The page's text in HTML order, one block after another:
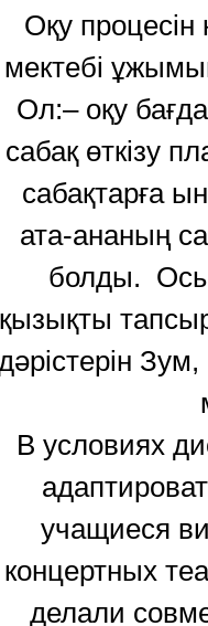
Оқу
мектебі
Ол:– оқу
сабақ өткізу
сабақтарға
ата-ананың
болды. Осы
қызықты
В условиях
учащиеся
концертных
делали